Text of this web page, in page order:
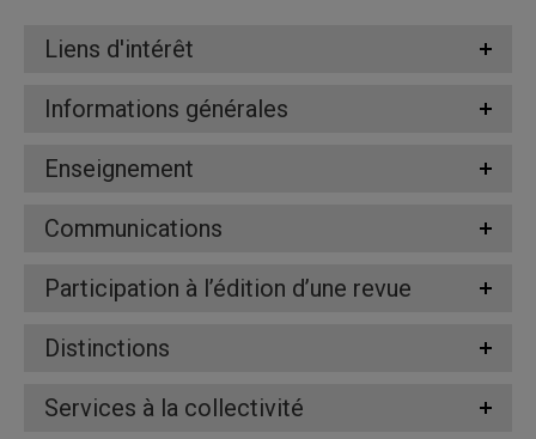
Liens d'intérêt
Informations générales
Enseignement
Communications
Participation à l’édition d’une revue
Distinctions
Services à la collectivité